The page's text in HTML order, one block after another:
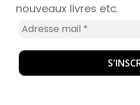
nouveaux livres etc.